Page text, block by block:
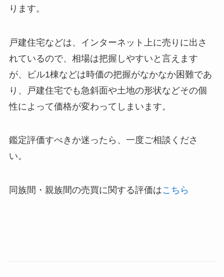
ります。
戸建住宅などは、インターネット上に売りに出さ
れているので、相場は把握しやすいと言えます
が、ビル1棟などは時価の把握がなかなか困難であ
り、戸建住宅でも急斜面や土地の形状などその個
性によって価格が変わってしまいます。
鑑定評価すべきか迷ったら、一度ご相談くださ
い。
同族間・親族間の売買に関する評価はこちら